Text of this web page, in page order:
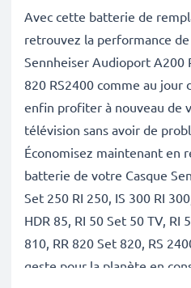
Avec cette batterie de
retrouvez la performance
Sennheiser Audioport A200
820 RS2400 comme au jour
enfin profiter à nouveau de
télévision sans avoir de
Économisez maintenant en
batterie de votre Casque
Set 250 RI 250, IS 300 RI
HDR 85, RI 50 Set 50 TV, RI
810, RR 820 Set 820, RS
geste pour la planète en